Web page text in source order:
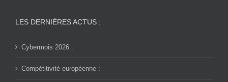
LES DERNIÈRES ACTUS :
Cybermois 2026 :
Compétitivité européenne :